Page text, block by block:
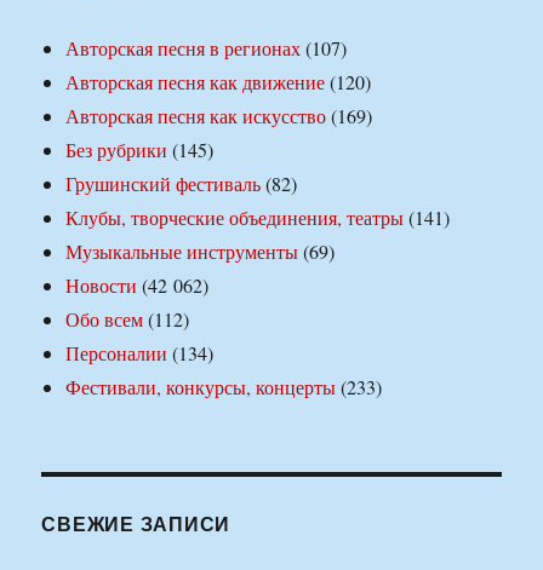
Авторская песня в регионах(107)
Авторская песня как движение(120)
Авторская песня как искусство(169)
Без рубрики (145)
Грушинский фестиваль(82)
Клубы, творческие объединения, театры(141)
Музыкальные инструменты(69)
Новости (42 062)
Обо всем(112)
Персоналии (134)
Фестивали, конкурсы, концерты(233)
СВЕЖИЕ ЗАПИСИ